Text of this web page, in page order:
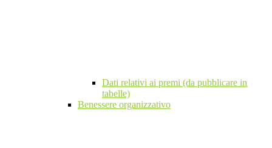
Dati relativi ai premi (da pubblicare in
tabelle)
Benessere organizzativo